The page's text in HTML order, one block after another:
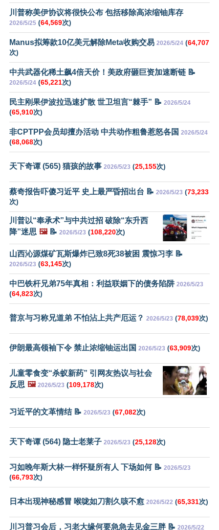
川普称美伊协议将很快公布 包括移除高浓缩铀库存
2026/5/25 (64,569次)
Manus拟筹款10亿美元解除Meta收购交易 2026/5/24 (64,707
次)
中共武器化稀土飙4倍天价！美政府砸巨资加速断链 📝
2026/5/24 (65,221次)
民主刚果伊波拉迅速扩散 世卫坦言“棘手” 📝 2026/5/24
(65,910次)
非CPTPP会员却擅办活动 中共动作粗鲁惹怒各国 2026/5/24
(68,068次)
天下奇谭 (565) 猫孩的故事 2026/5/23 (25,155次)
蔡奇报告吓傻习近平 史上最严昏招出台 📝 2026/5/23 (73,233
次)
川普以“奉承术”与中共过招 破除“东升西
降”迷思 🖼️📝 2026/5/23 (108,220次)
山西沁源煤矿瓦斯爆炸已致8死38被困 震惊习李 📝
2026/5/23 (63,145次)
中巴铁杆兄弟75年真相：利益联姻下的债务陷阱 2026/5/23
(64,823次)
普京与习称兄道弟 不怕沾上共产厄运？ 2026/5/23 (78,039次)
伊朗最高领袖下令 禁止浓缩铀运出国 2026/5/23 (63,909次)
儿童零食变“杀蚁新药” 引网友热议与社会
反思 🖼️ 2026/5/23 (109,178次)
习近平的文革情结 📝 2026/5/23 (67,082次)
天下奇谭 (564) 隐士老莱子 2026/5/23 (25,128次)
习如晚年斯大林一样怀疑所有人 下场如何 📝 2026/5/23
(66,793次)
日本出现神秘感冒 喉咙如刀割久咳不愈 2026/5/22 (65,331次)
川习普习会后，习老大缘何要急急去见金三胖 📝 2026/5/22